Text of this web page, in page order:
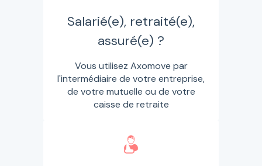
Salarié(e), retraité(e),
assuré(e) ?
Vous utilisez Axomove par
l'intermédiaire de votre entreprise,
de votre mutuelle ou de votre
caisse de retraite